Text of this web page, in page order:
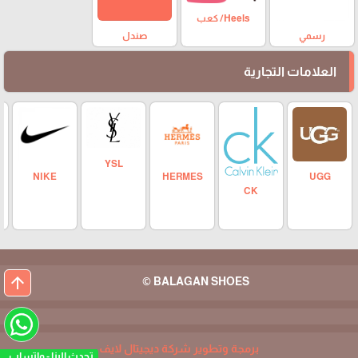
رسمي
Heels/ كعب
صندل
العلامات التجارية
UGG
CK
HERMES
YSL
NIKE
BALAGAN SHOES ©
arrow_upward
برمجة وتطوير شركة ديجيتال لايف